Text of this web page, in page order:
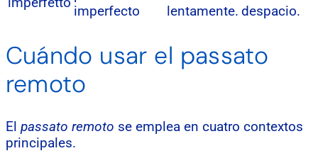
imperfecto
lentamente. despacio.
Cuándo usar el passato
remoto
El passato remoto se emplea en cuatro contextos
principales.